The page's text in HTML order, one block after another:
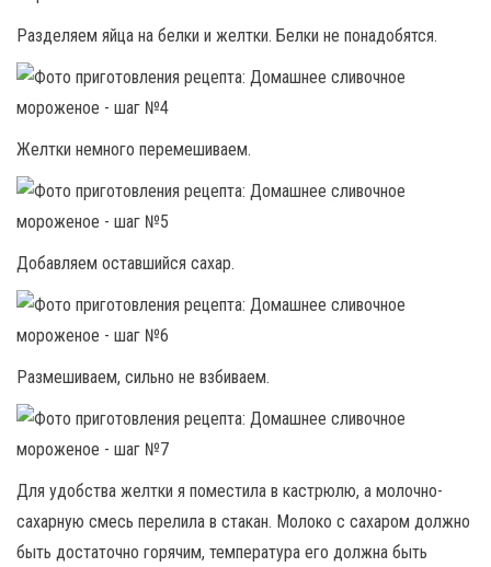
Разделяем яйца на белки и желтки. Белки не понадобятся.
Желтки немного перемешиваем.
Добавляем оставшийся сахар.
Размешиваем, сильно не взбиваем.
Для удобства желтки я поместила в кастрюлю, а молочно-
сахарную смесь перелила в стакан. Молоко с сахаром должно
быть достаточно горячим, температура его должна быть